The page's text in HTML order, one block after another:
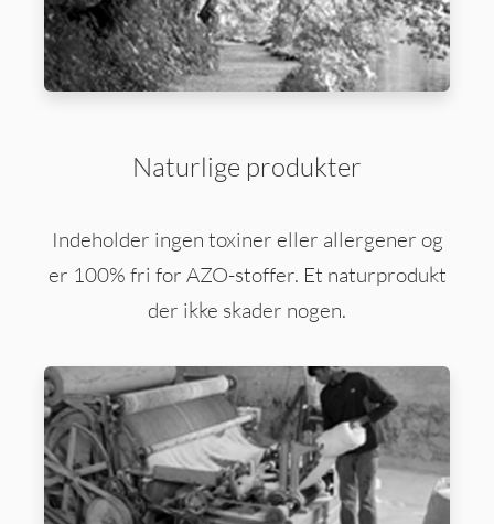
Naturlige produkter
Indeholder ingen toxiner eller allergener og
er 100% fri for AZO-stoffer. Et naturprodukt
der ikke skader nogen.